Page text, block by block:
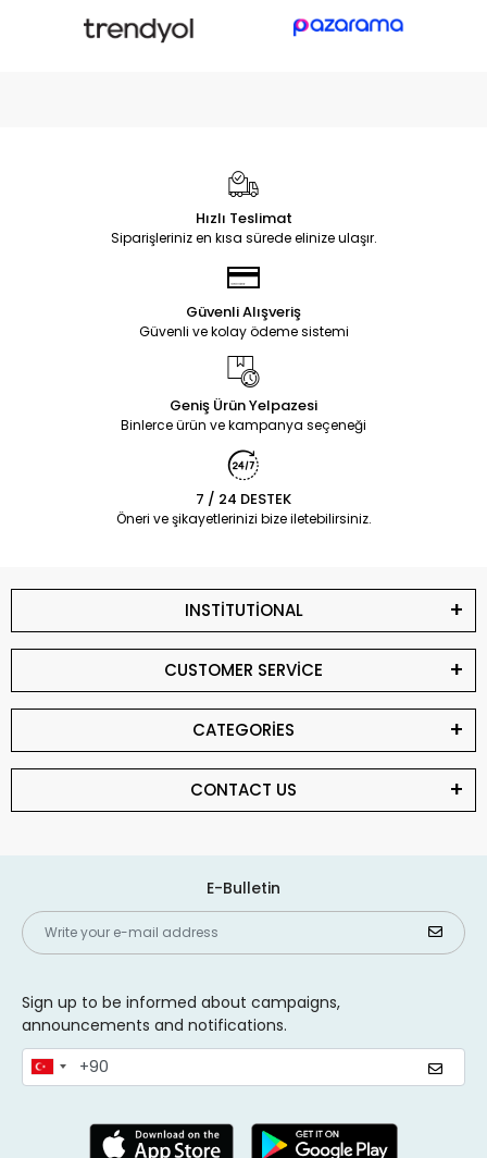
Hızlı Teslimat
Siparişleriniz en kısa sürede elinize ulaşır.
Güvenli Alışveriş
Güvenli ve kolay ödeme sistemi
Geniş Ürün Yelpazesi
Binlerce ürün ve kampanya seçeneği
7 / 24 DESTEK
Öneri ve şikayetlerinizi bize iletebilirsiniz.
INSTİTUTİONAL
CUSTOMER SERVİCE
CATEGORİES
CONTACT US
E-Bulletin
Sign up to be informed about campaigns,
announcements and notifications.